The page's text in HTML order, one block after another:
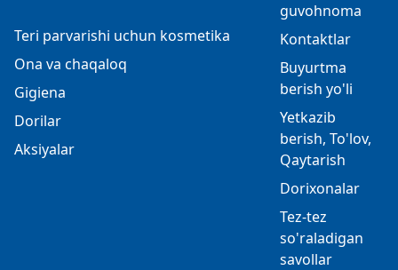
Teri parvarishi uchun kosmetika
Ona va chaqaloq
Gigiena
Dorilar
Aksiyalar
guvohnoma
Kontaktlar
Buyurtma
berish yo'li
Yetkazib
berish, To'lov,
Qaytarish
Dorixonalar
Tez-tez
so'raladigan
savollar